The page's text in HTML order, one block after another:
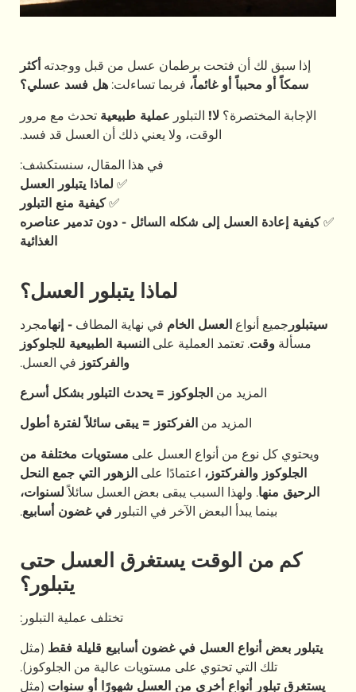
إذا سبق لك أن فتحت برطمان عسل من قبل ووجدته أكثر
سمكاً أو محبباً أو غائماً، فربما تساءلت: هل فسد عسلي؟
الإجابة المختصرة؟ لا! التبلور عملية طبيعية تحدث مع مرور
الوقت، ولا يعني ذلك أن العسل قد فسد.
في هذا المقال، سنستكشف:
✅ لماذا يتبلور العسل
✅كيفية منع التبلور
✅كيفية إعادة العسل إلى شكله السائل - دون تدمير عناصره
الغذائية
لماذا يتبلور العسل؟
سيتبلور جميع أنواع العسل الخام في نهاية المطاف - إنهامجرد
مسألة وقت. تعتمد العملية على النسبة الطبيعية للجلوكوز
والفركتوز في العسل.
المزيد من الجلوكوز = يحدث التبلور بشكل أسرع
المزيد من الفركتوز = يبقى سائلاً لفترة أطول
ويحتوي كل نوع من أنواع العسل على مستويات مختلفة من
الجلوكوز والفركتوز، اعتمادًا على الزهور التي جمع النحل
الرحيق منها. ولهذا السبب يبقى بعض العسل سائلاًلسنوات،
بينما يبدأ البعض الآخر في التبلور في غضون أسابيع.
كم من الوقت يستغرق العسل حتى
يتبلور؟
تختلف عملية التبلور:
يتبلور بعض أنواع العسل في غضون أسابيع قليلة فقط (مثل
تلك التي تحتوي على مستويات عالية من الجلوكوز).
يستغرق تبلور أنواع أخرى من العسل شهورًا أو سنوات (مثل